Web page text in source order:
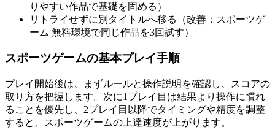
りやすい作品で基礎を固める）
リトライせずに別タイトルへ移る（改善：スポーツゲ
ーム 無料環境で同じ作品を3回試す）
スポーツゲームの基本プレイ手順
プレイ開始後は、まずルールと操作説明を確認し、スコアの
取り方を把握します。次に1プレイ目は結果より操作に慣れ
ることを優先し、2プレイ目以降でタイミングや精度を調整
すると、スポーツゲームの上達速度が上がります。